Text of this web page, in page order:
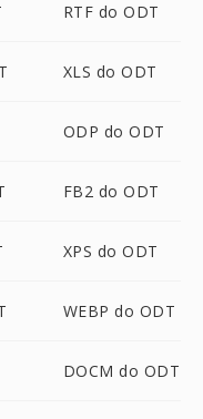
RTF do ODT
XLS do ODT
ODP do ODT
FB2 do ODT
XPS do ODT
WEBP do ODT
DOCM do ODT